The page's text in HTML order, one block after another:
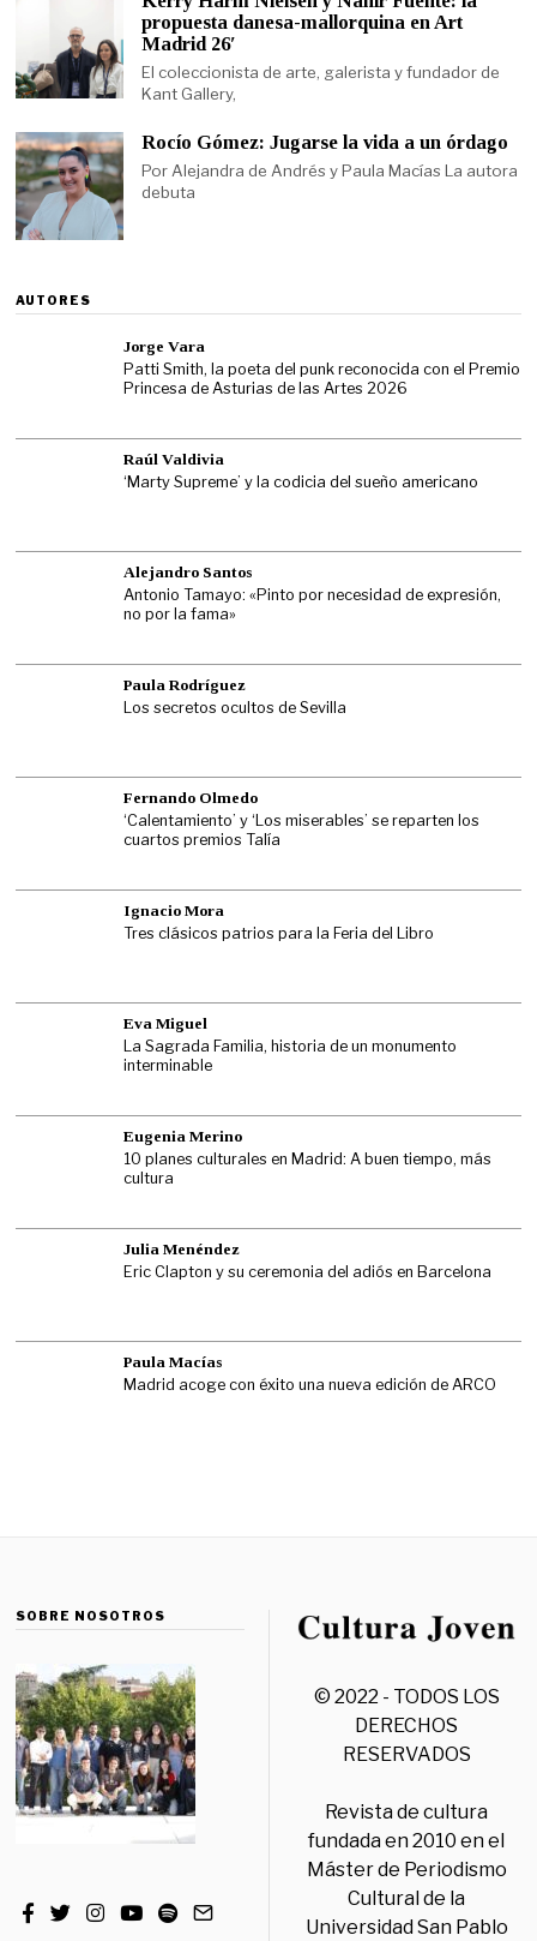
propuesta danesa-mallorquina en Art
Madrid 26′
El coleccionista de arte, galerista y fundador de
Kant Gallery,
Rocío Gómez: Jugarse la vida a un órdago
Por Alejandra de Andrés y Paula Macías La autora
debuta
AUTORES
Jorge Vara
Patti Smith, la poeta del punk reconocida con el Premio
Princesa de Asturias de las Artes 2026
Raúl Valdivia
‘Marty Supreme’ y la codicia del sueño americano
Alejandro Santos
Antonio Tamayo: «Pinto por necesidad de expresión,
no por la fama»
Paula Rodríguez
Los secretos ocultos de Sevilla
Fernando Olmedo
‘Calentamiento’ y ‘Los miserables’ se reparten los
cuartos premios Talía
Ignacio Mora
Tres clásicos patrios para la Feria del Libro
Eva Miguel
La Sagrada Familia, historia de un monumento
interminable
Eugenia Merino
10 planes culturales en Madrid: A buen tiempo, más
cultura
Julia Menéndez
Eric Clapton y su ceremonia del adiós en Barcelona
Paula Macías
Madrid acoge con éxito una nueva edición de ARCO
SOBRE NOSOTROS
© 2022 - TODOS LOS
DERECHOS
RESERVADOS
Revista de cultura
fundada en 2010 en el
Máster de Periodismo
Cultural de la
Universidad San Pablo